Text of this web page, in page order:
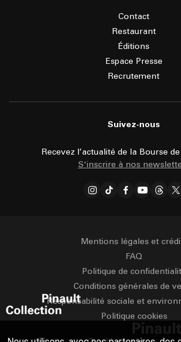
Contact
Restaurant
Éditions
Espace Presse
Recrutement
Suivez-nous
Recevez l’actualité de la Bourse
S'inscrire à nos
Mentions légales et
FAQ
Politique de
Conditions générales de
Responsabilité sociale et
Politique cookies